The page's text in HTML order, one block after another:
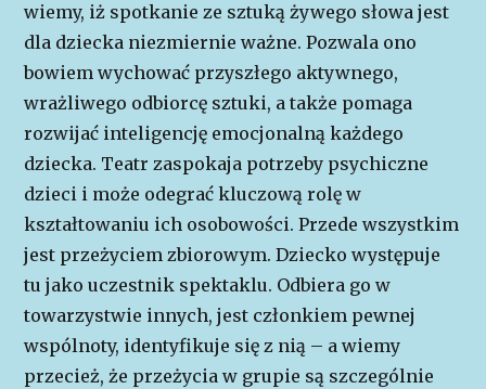
wiemy, iż spotkanie ze sztuką żywego słowa jest
dla dziecka niezmiernie ważne. Pozwala ono
bowiem wychować przyszłego aktywnego,
wrażliwego odbiorcę sztuki, a także pomaga
rozwijać inteligencję emocjonalną każdego
dziecka. Teatr zaspokaja potrzeby psychiczne
dzieci i może odegrać kluczową rolę w
kształtowaniu ich osobowości. Przede wszystkim
jest przeżyciem zbiorowym. Dziecko występuje
tu jako uczestnik spektaklu. Odbiera go w
towarzystwie innych, jest członkiem pewnej
wspólnoty, identyfikuje się z nią – a wiemy
przecież, że przeżycia w grupie są szczególnie